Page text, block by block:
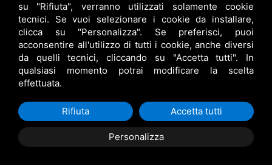
B.F. S.P.A. © •PRIVACY•CONTITOLARITÀ•
RESPONSABILE DEL TRATTAMENTO
• SITEMAP• QUESTO SITO È PROTETTO DA GOOGLE RECAPTCHA V3,
PRIVACY POLICYETERMS OF SERVICEDI GOOGLE.
su "Rifiuta", verranno utilizzati solamente cookie
tecnici. Se vuoi selezionare i cookie da installare,
clicca su "Personalizza". Se preferisci, puoi
acconsentire all'utilizzo di tutti i cookie, anche diversi
da quelli tecnici, cliccando su "Accetta tutti". In
qualsiasi momento potrai modificare la scelta
effettuata.
Personalizza
Rifiuta Accetta tutti